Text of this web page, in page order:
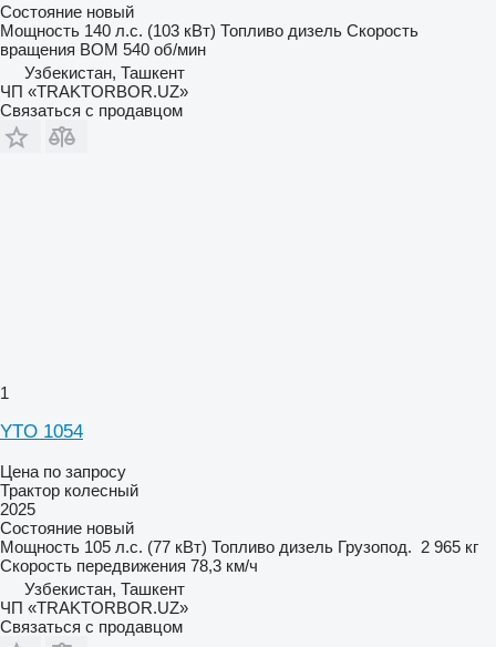
Состояние новый
Мощность 140 л.с. (103 кВт) Топливо дизель Скорость
вращения ВОМ 540 об/мин
Узбекистан, Ташкент
ЧП «TRAKTORBOR.UZ»
Связаться с продавцом
1
YTO 1054
Цена по запросу
Трактор колесный
2025
Состояние новый
Мощность 105 л.с. (77 кВт) Топливо дизель Грузопод. 2 965 кг
Скорость передвижения 78,3 км/ч
Узбекистан, Ташкент
ЧП «TRAKTORBOR.UZ»
Связаться с продавцом